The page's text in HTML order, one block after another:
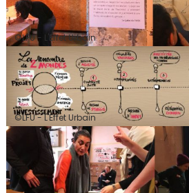
©LFU - L'Effet Urbain
©LFU - L'Effet Urbain